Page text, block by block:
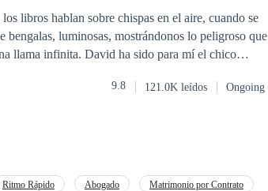
libros hablan sobre chispas en el aire, cuando se
bengalas, luminosas, mostrándonos lo peligroso que
sido para mí el chico
abrazadas por litros de combustible, me hace
9.8 121.0K leídos Ongoing
Ritmo Rápido Abogado
Matrimonio por Contrato